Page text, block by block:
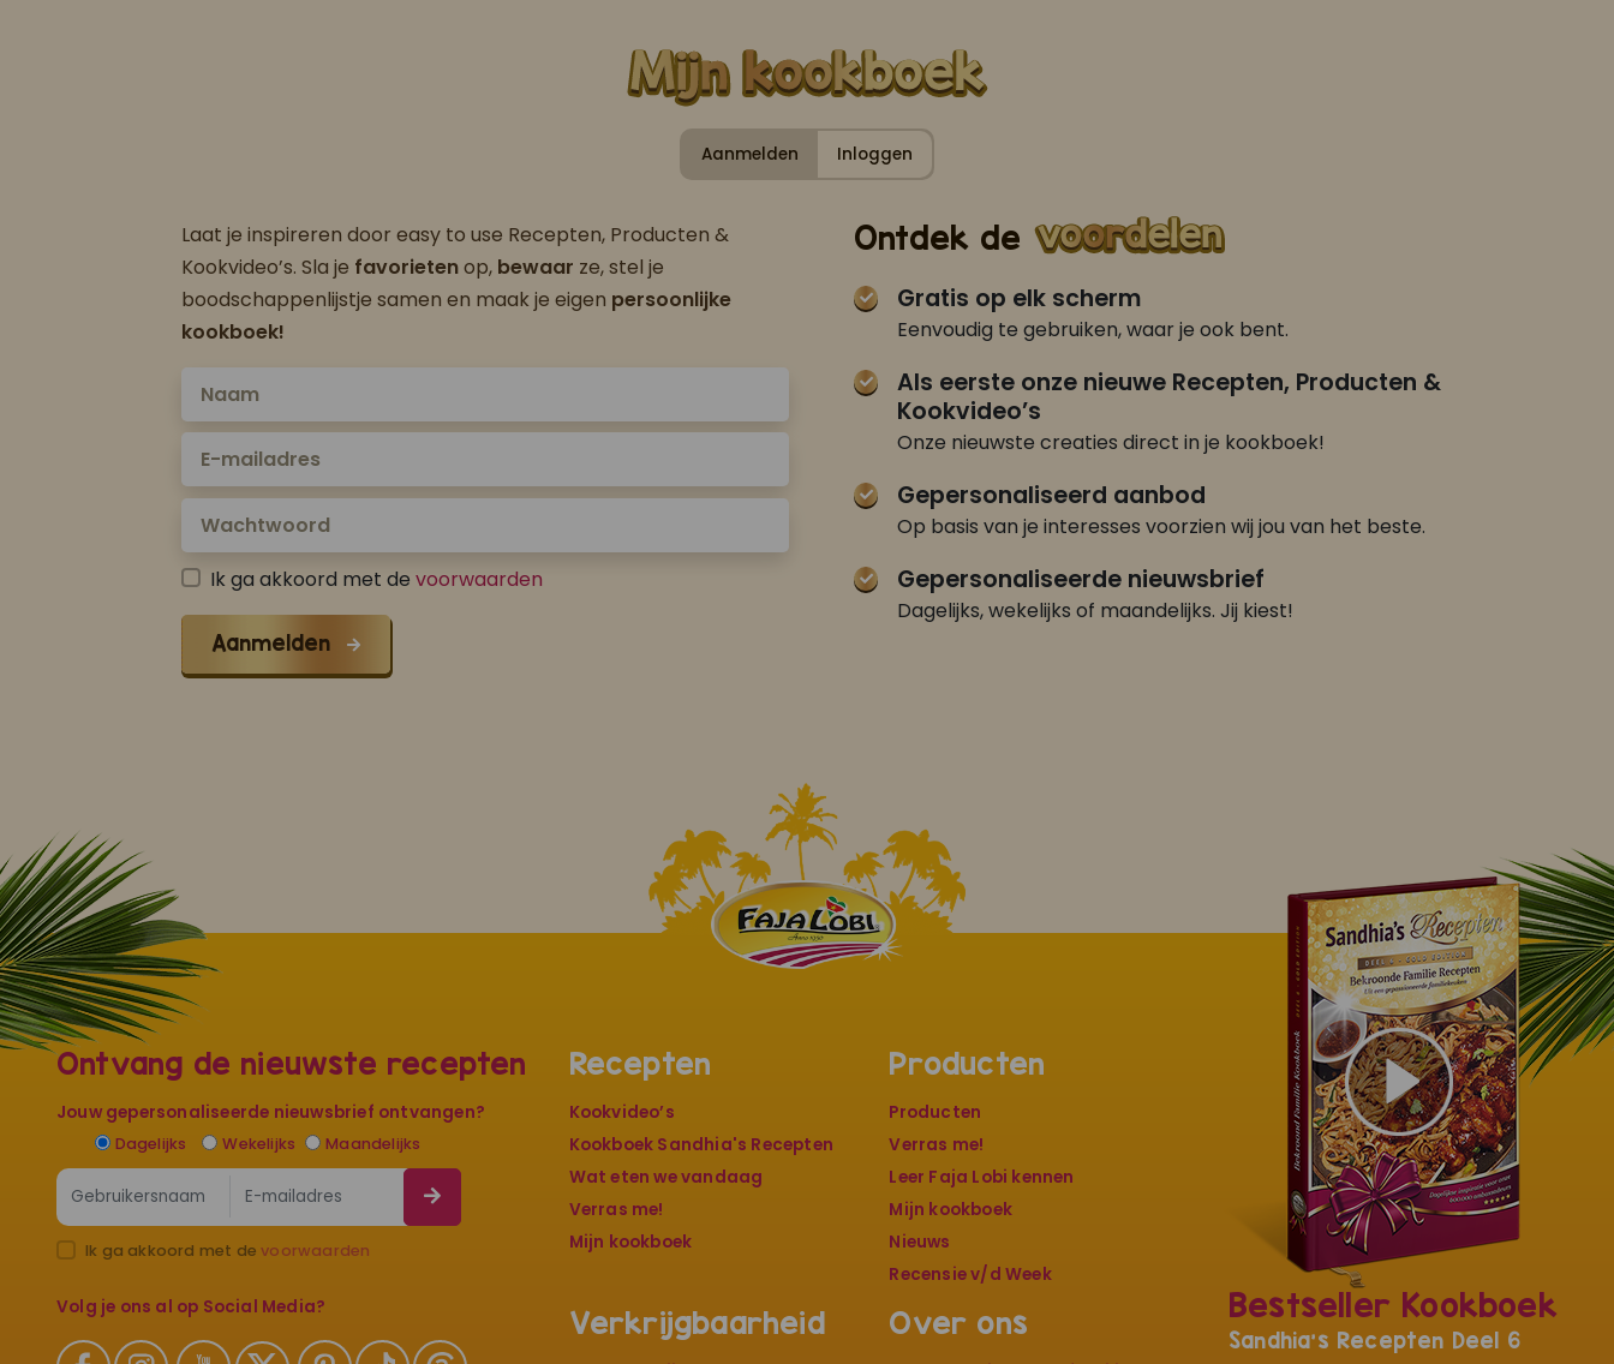
Aanmelden Inloggen
Laat je inspireren door easy to use Recepten, Producten &
Kookvideo’s. Sla je favorietenop, bewaar ze, stel je
boodschappenlijstje samen en maak je eigen persoonlijke
kookboek!
Ik ga akkoord met de voorwaarden
Aanmelden
Ontdek de
Gratis op elk scherm
Eenvoudig te gebruiken, waar je ook bent.
Als eerste onze nieuwe Recepten, Producten &
Kookvideo’s
Onze nieuwste creaties direct in je kookboek!
Gepersonaliseerd aanbod
Op basis van je interesses voorzien wij jou van het beste.
Gepersonaliseerde nieuwsbrief
Dagelijks, wekelijks of maandelijks. Jij kiest!
Ontvang de nieuwste recepten
Jouw gepersonaliseerde nieuwsbrief ontvangen?
Dagelijks Wekelijks Maandelijks
Ik ga akkoord met devoorwaarden
Volg je ons al op Social Media?
Recepten
Kookvideo’s
Kookboek Sandhia's Recepten
Wat eten we vandaag
Verras me!
Mijn kookboek
Producten
Producten
Verras me!
Leer Faja Lobi kennen
Mijn kookboek
Nieuws
Recensie v/d Week
Verkrijgbaarheid Over ons Bestseller Kookboek
Sandhia's Recepten Deel 6